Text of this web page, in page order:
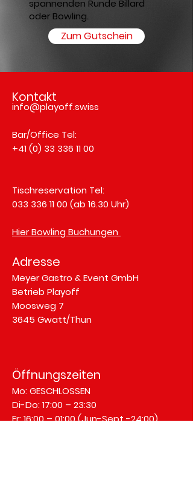
spannenden Runde Billard
oder Bowling.
Zum Gutschein
Kontakt
info@playoff.swiss
Bar/Office Tel:
+41 (0) 33 336 11 00
Tischreservation Tel:
033 336 11 00 (ab 16.30 Uhr)
Hier Bowling Buchungen
Adresse
Meyer Gastro & Event GmbH
Betrieb Playoff
Moosweg 7
3645 Gwatt/Thun
Öffnungszeiten
Mo: GESCHLOSSEN
Di-Do: 17:00 – 23:30
Fr: 16:00 – 01:00(Jun-Sept -24:00)